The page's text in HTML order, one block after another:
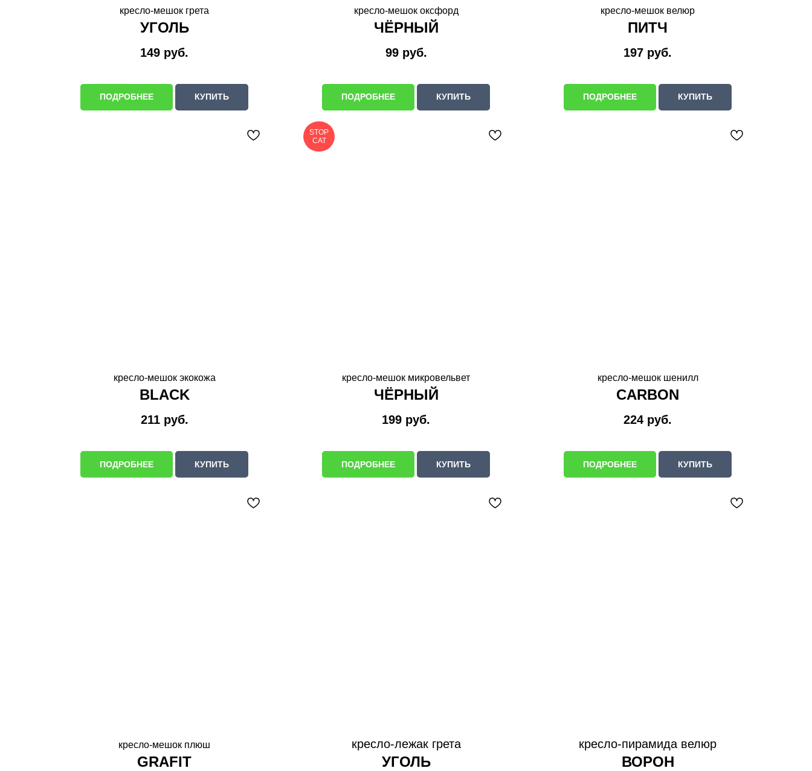
кресло-мешок грета
УГОЛЬ
149 руб.
ПОДРОБНЕЕ КУПИТЬ
кресло-мешок оксфорд
ЧЁРНЫЙ
99 руб.
ПОДРОБНЕЕ КУПИТЬ
кресло-мешок велюр
ПИТЧ
197 руб.
ПОДРОБНЕЕ КУПИТЬ
кресло-мешок экокожа
BLACK
211 руб.
ПОДРОБНЕЕ КУПИТЬ
STOP
CAT
кресло-мешок микровельвет
ЧЁРНЫЙ
199 руб.
ПОДРОБНЕЕ КУПИТЬ
кресло-мешок шенилл
CARBON
224 руб.
ПОДРОБНЕЕ КУПИТЬ
кресло-мешок плюш
GRAFIT
кресло-лежак грета
УГОЛЬ
кресло-пирамида велюр
ВОРОН